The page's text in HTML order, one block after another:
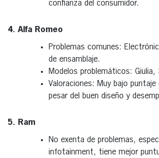
confianza del consumidor.
4. Alfa Romeo
Problemas comunes:
de ensamblaje.
Modelos problemáticos: Giulia,
Valoraciones: Muy bajo puntaje
pesar del buen diseño y
5. Ram
No exenta de problemas,
infotainment, tiene mejor